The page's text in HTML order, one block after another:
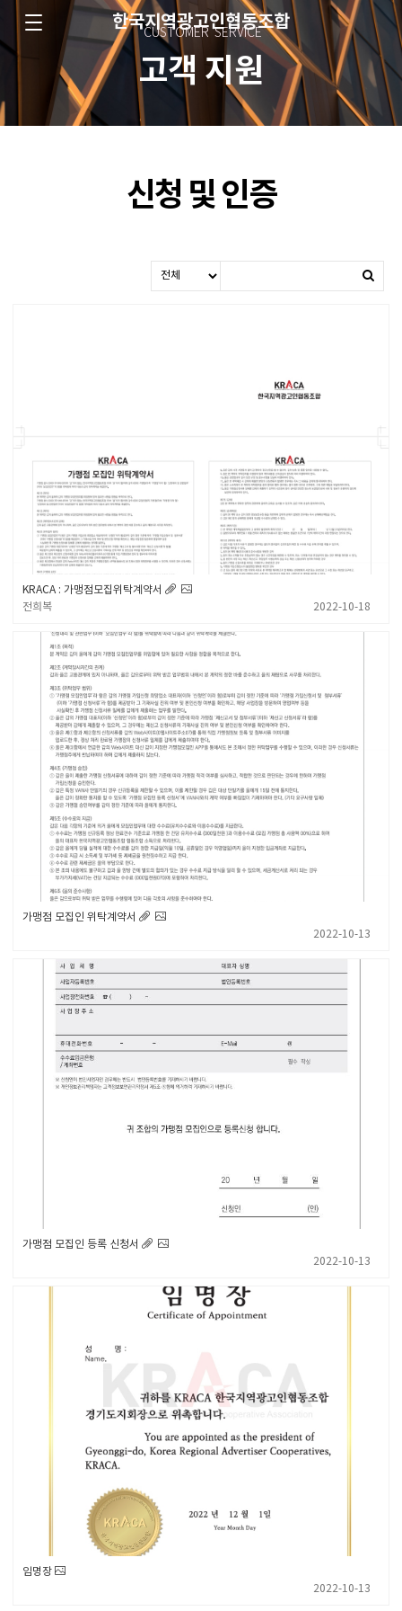
한국지역광고인협동조합
CUSTOMER SERVICE
고객 지원
신청 및 인증
KRACA : 가맹점모집위탁계약서
전희복
2022-10-18
가맹점 모집인 위탁계약서
2022-10-13
가맹점 모집인 등록 신청서
2022-10-13
임명장
2022-10-13